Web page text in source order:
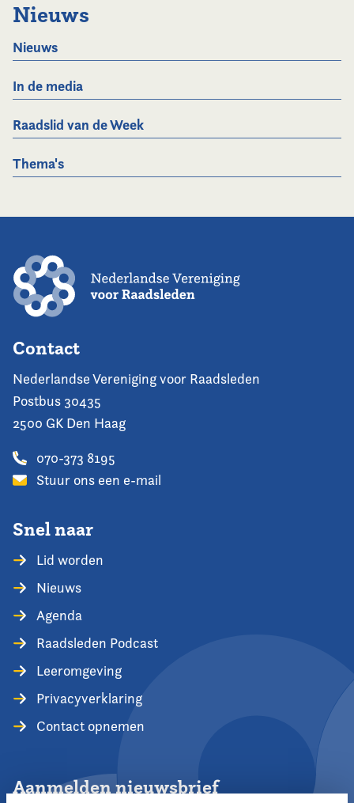
Nieuws
Nieuws
In de media
Raadslid van de Week
Thema's
Contact
Nederlandse Vereniging voor Raadsleden
Postbus 30435
2500 GK Den Haag
070-373 8195
Stuur ons een e-mail
Snel naar
Lid worden
Nieuws
Agenda
Raadsleden Podcast
Leeromgeving
Privacyverklaring
Contact opnemen
Aanmelden nieuwsbrief